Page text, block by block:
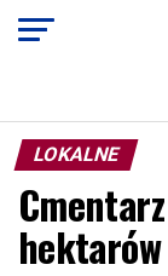
LOKALNE
hektarów